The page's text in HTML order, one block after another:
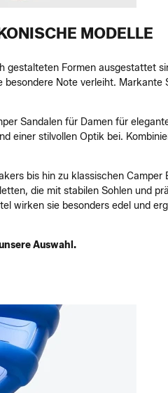
MODELLE
gestalteten Formen ausgestattet
Note verleiht.
Sandalen für Damen für
einer stilvollen Optik bei.
bis hin zu klassischen Camper
die mit stabilen Sohlen und
wirken sie besonders edel und
Auswahl.